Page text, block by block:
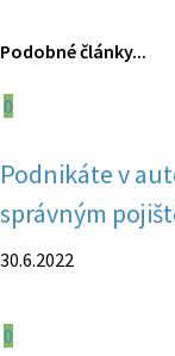
Podobné články...
0
Podnikáte v
správným
30.6.2022
0